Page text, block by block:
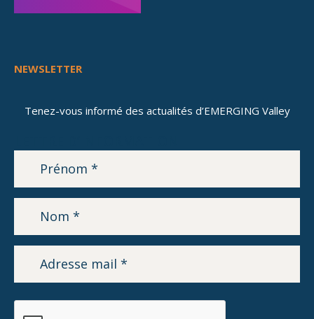
NEWSLETTER
Tenez-vous informé des actualités d’EMERGING Valley